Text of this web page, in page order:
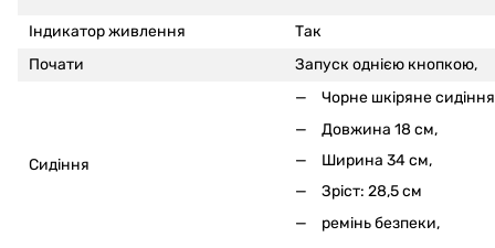
Індикатор живлення
Так
Почати
Запуск однією кнопкою,
Сидіння
Чорне шкіряне
Довжина 18 см,
Ширина 34 см,
Зріст: 28,5 см
ремінь безпеки,